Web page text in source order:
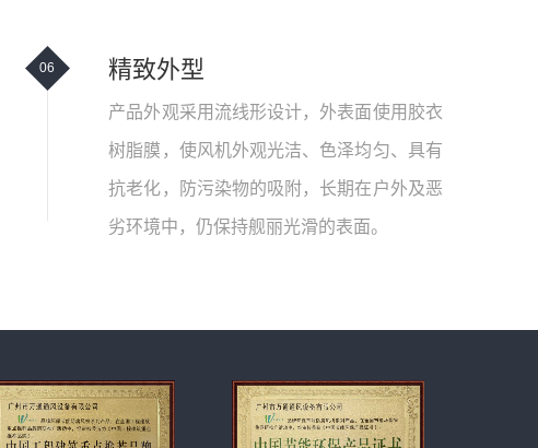
06 精致外型
产品外观采用流线形设计，外表面使用胶衣
树脂膜，使风机外观光洁、色泽均匀、具有
抗老化，防污染物的吸附，长期在户外及恶
劣环境中，仍保持舰丽光滑的表面。